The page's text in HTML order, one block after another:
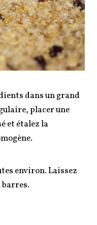
dans un grand
placer une
et étalez la
environ. Laissez